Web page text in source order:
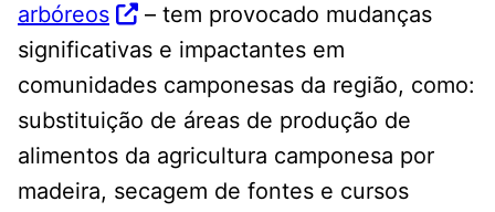
arbóreos
– tem provocado mudanças
significativas e impactantes em
comunidades camponesas da região, como:
substituição de áreas de produção de
alimentos da agricultura camponesa por
madeira, secagem de fontes e cursos